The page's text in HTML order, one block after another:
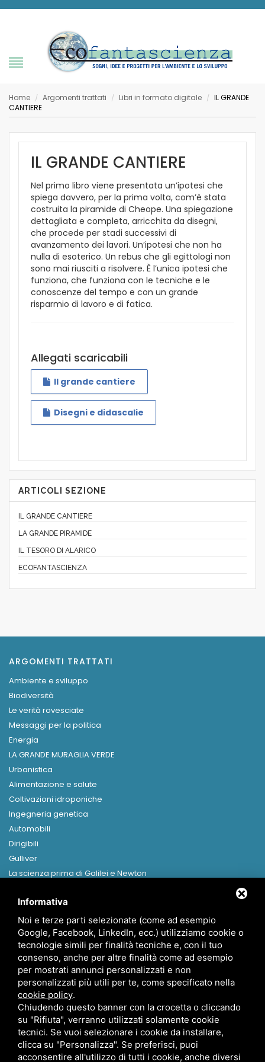
Home / Argomenti trattati / Libri in formato digitale / IL GRANDE
CANTIERE
IL GRANDE CANTIERE
Nel primo libro viene presentata un’ipotesi che
spiega davvero, per la prima volta, com’è stata
costruita la piramide di Cheope. Una spiegazione
dettagliata e completa, arricchita da disegni,
che procede per stadi successivi di
avanzamento dei lavori. Un’ipotesi che non ha
nulla di esoterico. Un rebus che gli egittologi non
sono mai riusciti a risolvere. È l’unica ipotesi che
funziona, che funziona con le tecniche e le
conoscenze del tempo e con un grande
risparmio di lavoro e di fatica.
Allegati scaricabili
Il grande cantiere
Disegni e didascalie
ARTICOLI SEZIONE
IL GRANDE CANTIERE
LA GRANDE PIRAMIDE
IL TESORO DI ALARICO
ECOFANTASCIENZA
ARGOMENTI TRATTATI
Ambiente e sviluppo
Biodiversità
Le verità rovesciate
Messaggi per la politica
Energia
LA GRANDE MURAGLIA VERDE
Urbanistica
Alimentazione e salute
Coltivazioni idroponiche
Ingegneria genetica
Automobili
Dirigibili
Gulliver
La scienza prima di Galilei e Newton
Home
Presentazione
Canapa
News
Contatti
Informativa
Noi e terze parti selezionate (come ad esempio
Google, Facebook, LinkedIn, ecc.) utilizziamo cookie o
tecnologie simili per finalità tecniche e, con il tuo
consenso, anche per altre finalità come ad esempio
per mostrati annunci personalizzati e non
personalizzati più utili per te, come specificato nella
cookie policy.
Chiudendo questo banner con la crocetta o cliccando
su "Rifiuta", verranno utilizzati solamente cookie
tecnici. Se vuoi selezionare i cookie da installare,
clicca su "Personalizza". Se preferisci, puoi
acconsentire all'utilizzo di tutti i cookie, anche diversi